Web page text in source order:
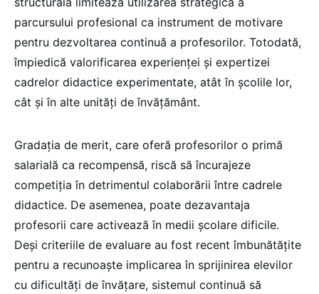
parcursului profesional ca instrument de motivare
pentru dezvoltarea continuă a profesorilor. Totodată,
împiedică valorificarea experienței și expertizei
cadrelor didactice experimentate, atât în școlile lor,
cât și în alte unități de învățământ.
Gradația de merit, care oferă profesorilor o primă
salarială ca recompensă, riscă să încurajeze
competiția în detrimentul colaborării între cadrele
didactice. De asemenea, poate dezavantaja
profesorii care activează în medii școlare dificile.
Deși criteriile de evaluare au fost recent îmbunătățite
pentru a recunoaște implicarea în sprijinirea elevilor
cu dificultăți de învățare, sistemul continuă să